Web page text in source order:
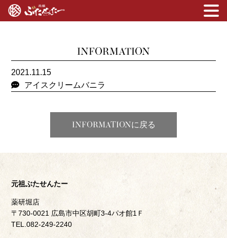
INFORMATION
2021.11.15
アイスクリームバニラ
INFORMATIONに戻る
元祖ぶたせんたー
薬研堀店
〒730-0021 広島市中区胡町3-4パオ館1Ｆ
TEL.082-249-2240